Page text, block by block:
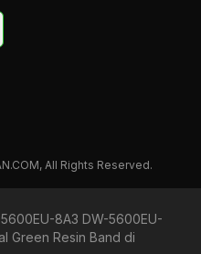
All Rights Reserved.
8A3 DW-5600EU-
Green Resin Band di